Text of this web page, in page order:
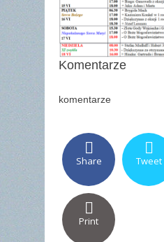
Komentarze
komentarze
Share Tweet
Print